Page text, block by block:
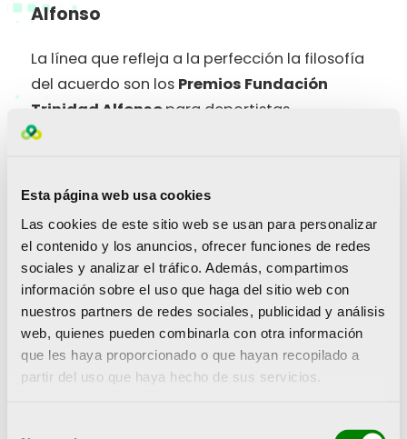
Esta página web usa cookies
Las cookies de este sitio web se usan para personalizar
el contenido y los anuncios, ofrecer funciones de redes
sociales y analizar el tráfico. Además, compartimos
información sobre el uso que haga del sitio web con
nuestros partners de redes sociales, publicidad y análisis
web, quienes pueden combinarla con otra información
que les haya proporcionado o que hayan recopilado a
partir del uso que haya hecho de sus servicios.
Alfonso
La línea que refleja a la perfección la filosofía
del acuerdo son los Premios Fundación
Trinidad Alfonsopara deportistas
universitarios,
específicos para
deportistas con brillantes
siendo habitual, se realizará una convocatoria
anual de un premio masculino y otro
femenino para los deportistas de cada una de
las universidades valencianas que
compatibilizan sus carreras deportivas con
sus estudios universitarios. En total, se
premiará con
1.000 euros a 16 estudiantes